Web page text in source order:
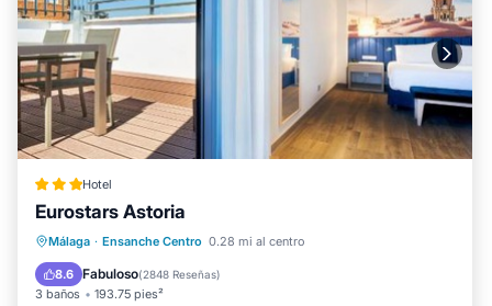
Hotel
Eurostars Astoria
Málaga · Ensanche Centro 0.28 mi al centro
8.6 Fabuloso(2848 Reseñas)
3 baños 193.75 pies²
Desayuno
Aparcamiento
Aire acondicionado